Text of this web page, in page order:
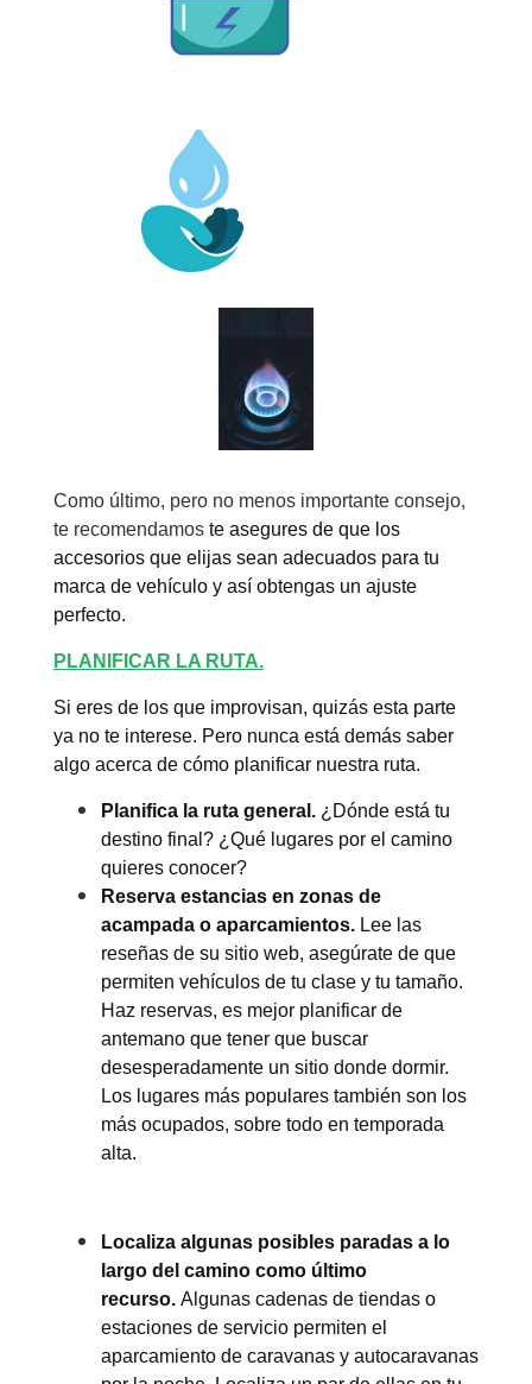
Como último, pero no menos importante consejo,
te recomendamos te asegures de que los
accesorios que elijas sean adecuados para tu
marca de vehículo y así obtengas un ajuste
perfecto.
PLANIFICAR LA RUTA.
Si eres de los que improvisan, quizás esta parte
ya no te interese. Pero nunca está demás saber
algo acerca de cómo planificar nuestra ruta.
Planifica la ruta general. ¿Dónde está tu
destino final? ¿Qué lugares por el camino
quieres conocer?
Reserva estancias en zonas de
acampada o aparcamientos. Lee las
reseñas de su sitio web, asegúrate de que
permiten vehículos de tu clase y tu tamaño.
Haz reservas, es mejor planificar de
antemano que tener que buscar
desesperadamente un sitio donde dormir.
Los lugares más populares también son los
más ocupados, sobre todo en temporada
alta.
Localiza algunas posibles paradas a lo
largo del camino como último
recurso. Algunas cadenas de tiendas o
estaciones de servicio permiten el
aparcamiento de caravanas y autocaravanas